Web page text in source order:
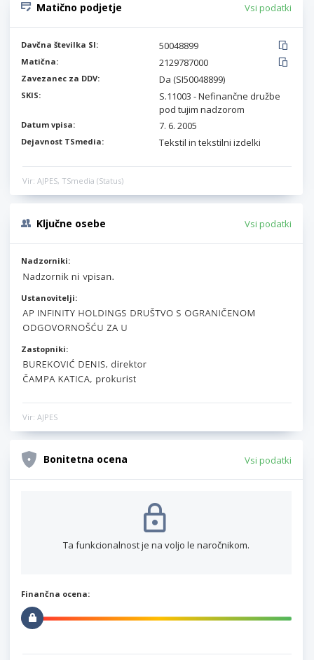
Matično podjetje Vsi podatki
Davčna številka SI: 50048899
Matična: 2129787000
Zavezanec za DDV: Da (SI50048899)
SKIS:
S.11003 - Nefinančne družbe
pod tujim nadzorom
Datum vpisa: 7. 6. 2005
Dejavnost TSmedia: Tekstil in tekstilni izdelki
Vir: AJPES, TSmedia (Status)
Ključne osebe Vsi podatki
Nadzorniki:
Ustanovitelji:
Zastopniki:
Vir: AJPES
Bonitetna ocena Vsi podatki
Ta funkcionalnost je na voljo le naročnikom.
Finančna ocena: